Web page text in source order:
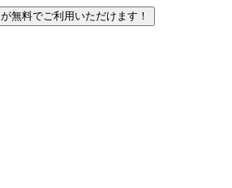
が無料でご利用いただけます！